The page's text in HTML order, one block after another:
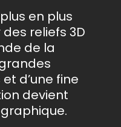
en plus
reliefs 3D
de la
d’une fine
devient